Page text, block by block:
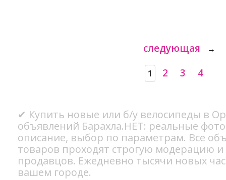
следующая →
1 2 3 4
✔ Купить новые или б/у велосипеды в
объявлений Барахла.НЕТ: реальные
описание, выбор по параметрам. Все
товаров проходят строгую модерацию
продавцов. Ежедневно тысячи новых
вашем городе.